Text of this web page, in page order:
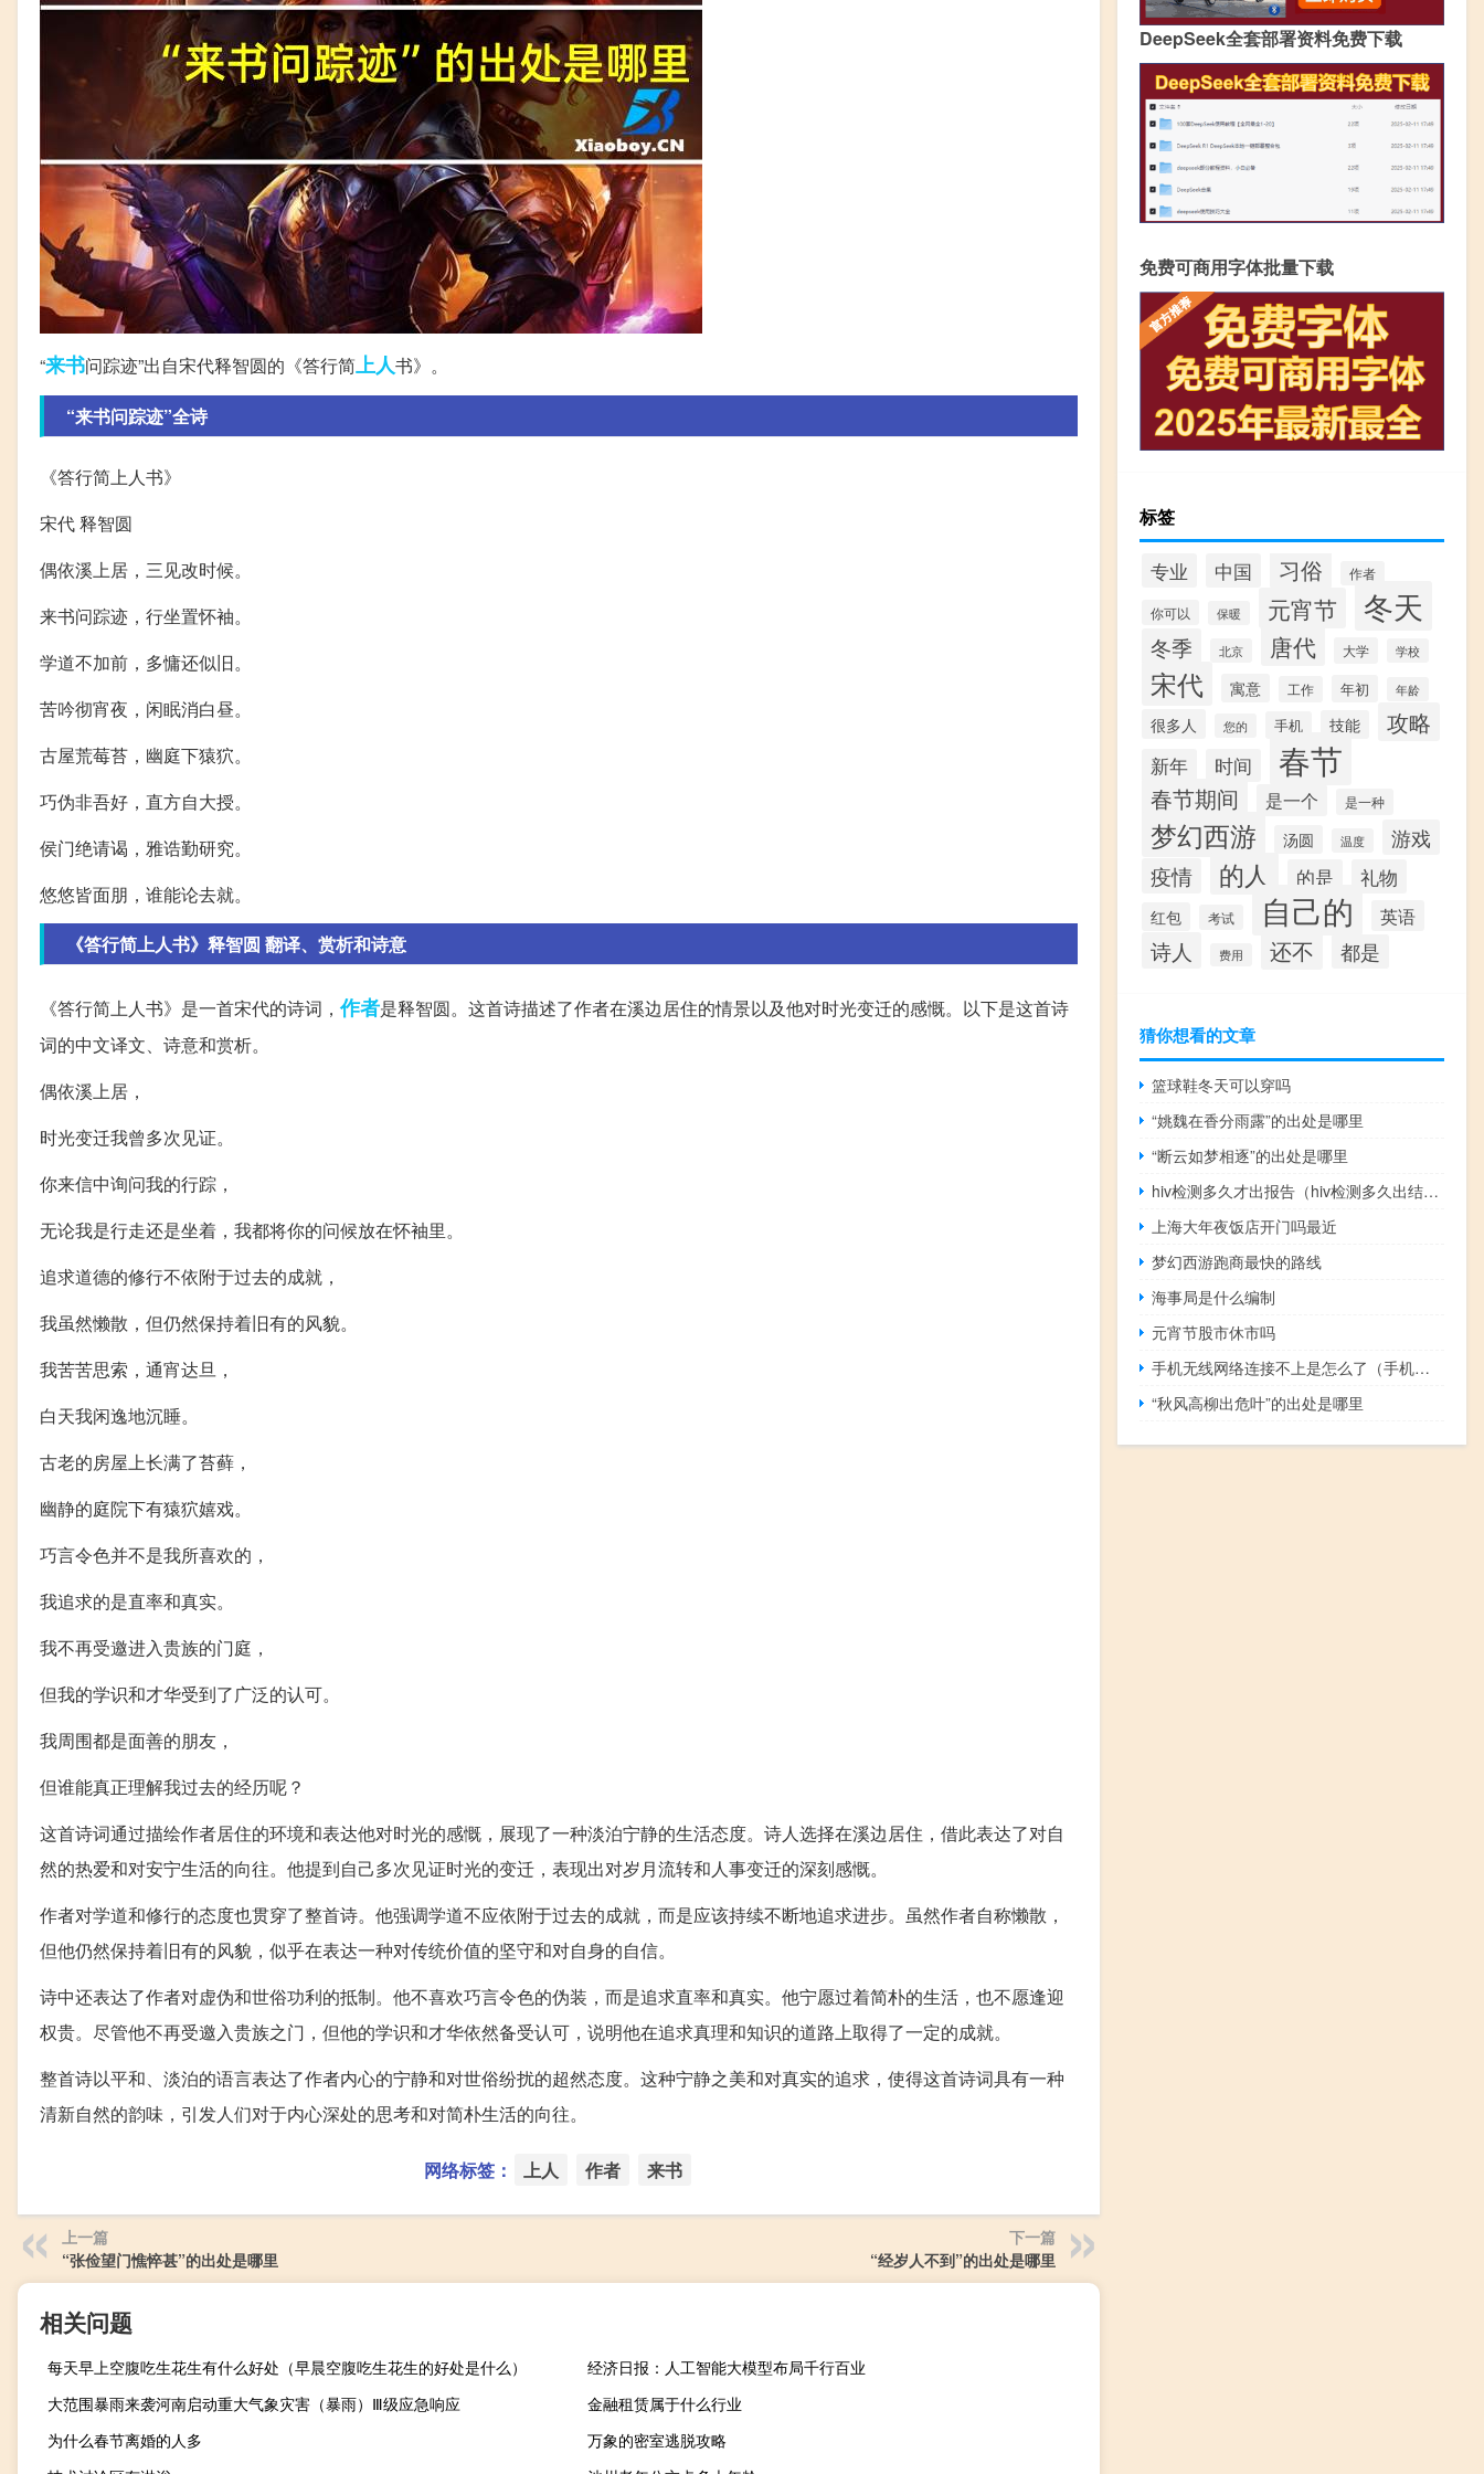
“来书问踪迹”出自宋代释智圆的《答行简上人书》。
“来书问踪迹”全诗
《答行简上人书》
宋代 释智圆
偶依溪上居，三见改时候。
来书问踪迹，行坐置怀袖。
学道不加前，多慵还似旧。
苦吟彻宵夜，闲眠消白昼。
古屋荒莓苔，幽庭下猿狖。
巧伪非吾好，直方自大授。
侯门绝请谒，雅诰勤研究。
悠悠皆面朋，谁能论去就。
《答行简上人书》释智圆 翻译、赏析和诗意
《答行简上人书》是一首宋代的诗词，作者是释智圆。这首诗描述了作者在溪边居住的情景以及他对时光变迁的感慨。以下是这首诗
词的中文译文、诗意和赏析。
偶依溪上居，
时光变迁我曾多次见证。
你来信中询问我的行踪，
无论我是行走还是坐着，我都将你的问候放在怀袖里。
追求道德的修行不依附于过去的成就，
我虽然懒散，但仍然保持着旧有的风貌。
我苦苦思索，通宵达旦，
白天我闲逸地沉睡。
古老的房屋上长满了苔藓，
幽静的庭院下有猿狖嬉戏。
巧言令色并不是我所喜欢的，
我追求的是直率和真实。
我不再受邀进入贵族的门庭，
但我的学识和才华受到了广泛的认可。
我周围都是面善的朋友，
但谁能真正理解我过去的经历呢？
这首诗词通过描绘作者居住的环境和表达他对时光的感慨，展现了一种淡泊宁静的生活态度。诗人选择在溪边居住，借此表达了对自
然的热爱和对安宁生活的向往。他提到自己多次见证时光的变迁，表现出对岁月流转和人事变迁的深刻感慨。
作者对学道和修行的态度也贯穿了整首诗。他强调学道不应依附于过去的成就，而是应该持续不断地追求进步。虽然作者自称懒散，
但他仍然保持着旧有的风貌，似乎在表达一种对传统价值的坚守和对自身的自信。
诗中还表达了作者对虚伪和世俗功利的抵制。他不喜欢巧言令色的伪装，而是追求直率和真实。他宁愿过着简朴的生活，也不愿逢迎
权贵。尽管他不再受邀入贵族之门，但他的学识和才华依然备受认可，说明他在追求真理和知识的道路上取得了一定的成就。
整首诗以平和、淡泊的语言表达了作者内心的宁静和对世俗纷扰的超然态度。这种宁静之美和对真实的追求，使得这首诗词具有一种
清新自然的韵味，引发人们对于内心深处的思考和对简朴生活的向往。
网络标签： 上人 作者 来书
上一篇
“张俭望门憔悴甚”的出处是哪里
下一篇
“经岁人不到”的出处是哪里
相关问题
每天早上空腹吃生花生有什么好处（早晨空腹吃生花生的好处是什么）
经济日报：人工智能大模型布局千行百业
大范围暴雨来袭河南启动重大气象灾害（暴雨）Ⅲ级应急响应
金融租赁属于什么行业
为什么春节离婚的人多
万象的密室逃脱攻略
DeepSeek全套部署资料免费下载
免费可商用字体批量下载
标签
专业 中国 习俗 作者
你可以 保暖 元宵节 冬天
冬季 北京 唐代 大学 学校
宋代 寓意 工作 年初 年龄
很多人 您的 手机 技能 攻略
新年 时间 春节
春节期间 是一个 是一种
梦幻西游 汤圆 温度
游戏
疫情
的人 的是 礼物
红包 考试 自己的 英语
诗人 费用 还不 都是
猜你想看的文章
篮球鞋冬天可以穿吗
“姚魏在香分雨露”的出处是哪里
“断云如梦相逐”的出处是哪里
hiv检测多久才出报告（hiv检测多久出结果）
上海大年夜饭店开门吗最近
梦幻西游跑商最快的路线
海事局是什么编制
元宵节股市休市吗
手机无线网络连接不上是怎么了（手机无线网络连接不上）
“秋风高柳出危叶”的出处是哪里